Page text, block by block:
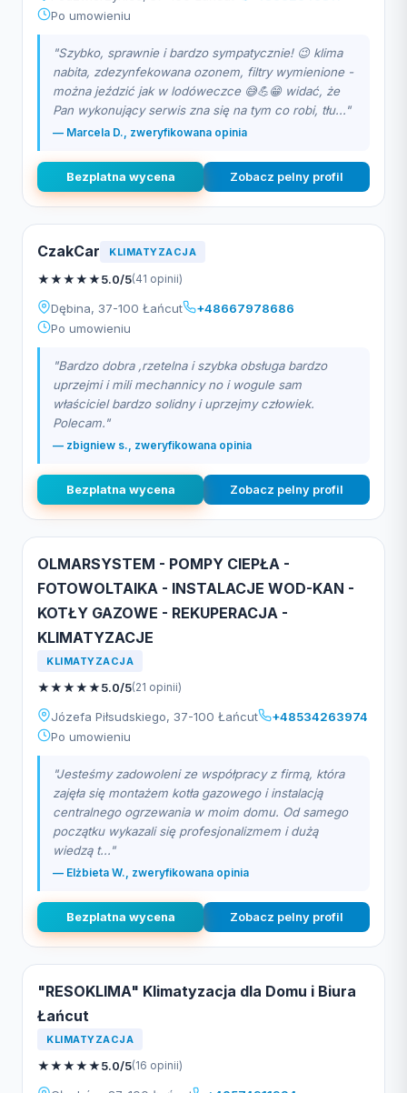
Po umowieniu
"Szybko, sprawnie i bardzo sympatycznie! 😉 klima
nabita, zdezynfekowana ozonem, filtry wymienione -
można jeździć jak w lodóweczce 😅💪😁 widać, że
Pan wykonujący serwis zna się na tym co robi, tłu..."
— Marcela D., zweryfikowana opinia
Bezplatna wycena Zobacz pelny profil
CzakCar KLIMATYZACJA
★★★★★5.0/5(41 opinii)
Dębina, 37-100 Łańcut
+48667978686
Po umowieniu
"Bardzo dobra ,rzetelna i szybka obsługa bardzo
uprzejmi i mili mechannicy no i wogule sam
właściciel bardzo solidny i uprzejmy człowiek.
Polecam."
— zbigniew s., zweryfikowana opinia
Bezplatna wycena Zobacz pelny profil
OLMARSYSTEM - POMPY CIEPŁA -
FOTOWOLTAIKA - INSTALACJE WOD-KAN -
KOTŁY GAZOWE - REKUPERACJA -
KLIMATYZACJE
KLIMATYZACJA
★★★★★5.0/5(21 opinii)
Józefa Piłsudskiego, 37-100 Łańcut
+48534263974
Po umowieniu
"Jesteśmy zadowoleni ze współpracy z firmą, która
zajęła się montażem kotła gazowego i instalacją
centralnego ogrzewania w moim domu. Od samego
początku wykazali się profesjonalizmem i dużą
wiedzą t..."
— Elżbieta W., zweryfikowana opinia
Bezplatna wycena Zobacz pelny profil
"RESOKLIMA" Klimatyzacja dla Domu i Biura
Łańcut
KLIMATYZACJA
★★★★★5.0/5(16 opinii)